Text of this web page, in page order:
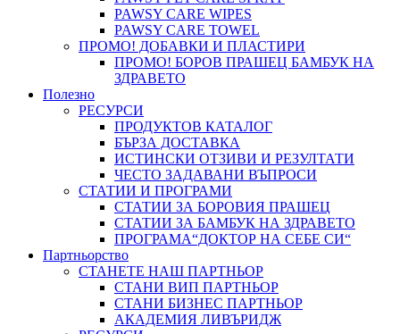
PAWSY CARE WIPES
PAWSY CARE TOWEL
ПРОМО! ДОБАВКИ И ПЛАСТИРИ
ПРОМО! БОРОВ ПРАШЕЦ БАМБУК НА
ЗДРАВЕТО
Полезно
РЕСУРСИ
ПРОДУКТОВ КАТАЛОГ
БЪРЗА ДОСТАВКА
ИСТИНСКИ ОТЗИВИ И РЕЗУЛТАТИ
ЧЕСТО ЗАДАВАНИ ВЪПРОСИ
СТАТИИ И ПРОГРАМИ
СТАТИИ ЗА БОРОВИЯ ПРАШЕЦ
СТАТИИ ЗА БАМБУК НА ЗДРАВЕТО
ПРОГРАМА“ДОКТОР НА СЕБЕ СИ“
Партньорство
СТАНЕТЕ НАШ ПАРТНЬОР
СТАНИ ВИП ПАРТНЬОР
СТАНИ БИЗНЕС ПАРТНЬОР
АКАДЕМИЯ ЛИВЪРИДЖ